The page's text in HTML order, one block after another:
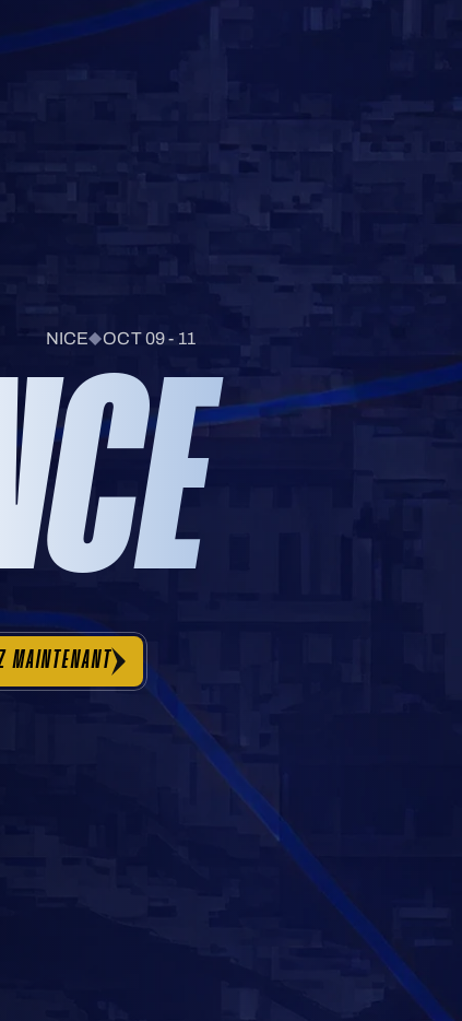
NICE OCT 09 - 11
MAINTENANT